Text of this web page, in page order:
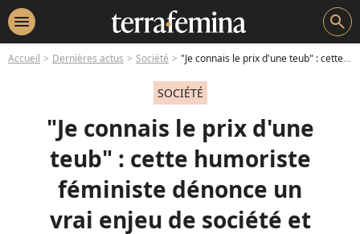
menu search
Accueil Dernières actus Société "Je connais le prix d'une teub" : cette humoriste féministe dénonce un vrai enjeu de société et c'est réjouissant
SOCIÉTÉ
"Je connais le prix d'une
teub" : cette humoriste
féministe dénonce un
vrai enjeu de société et